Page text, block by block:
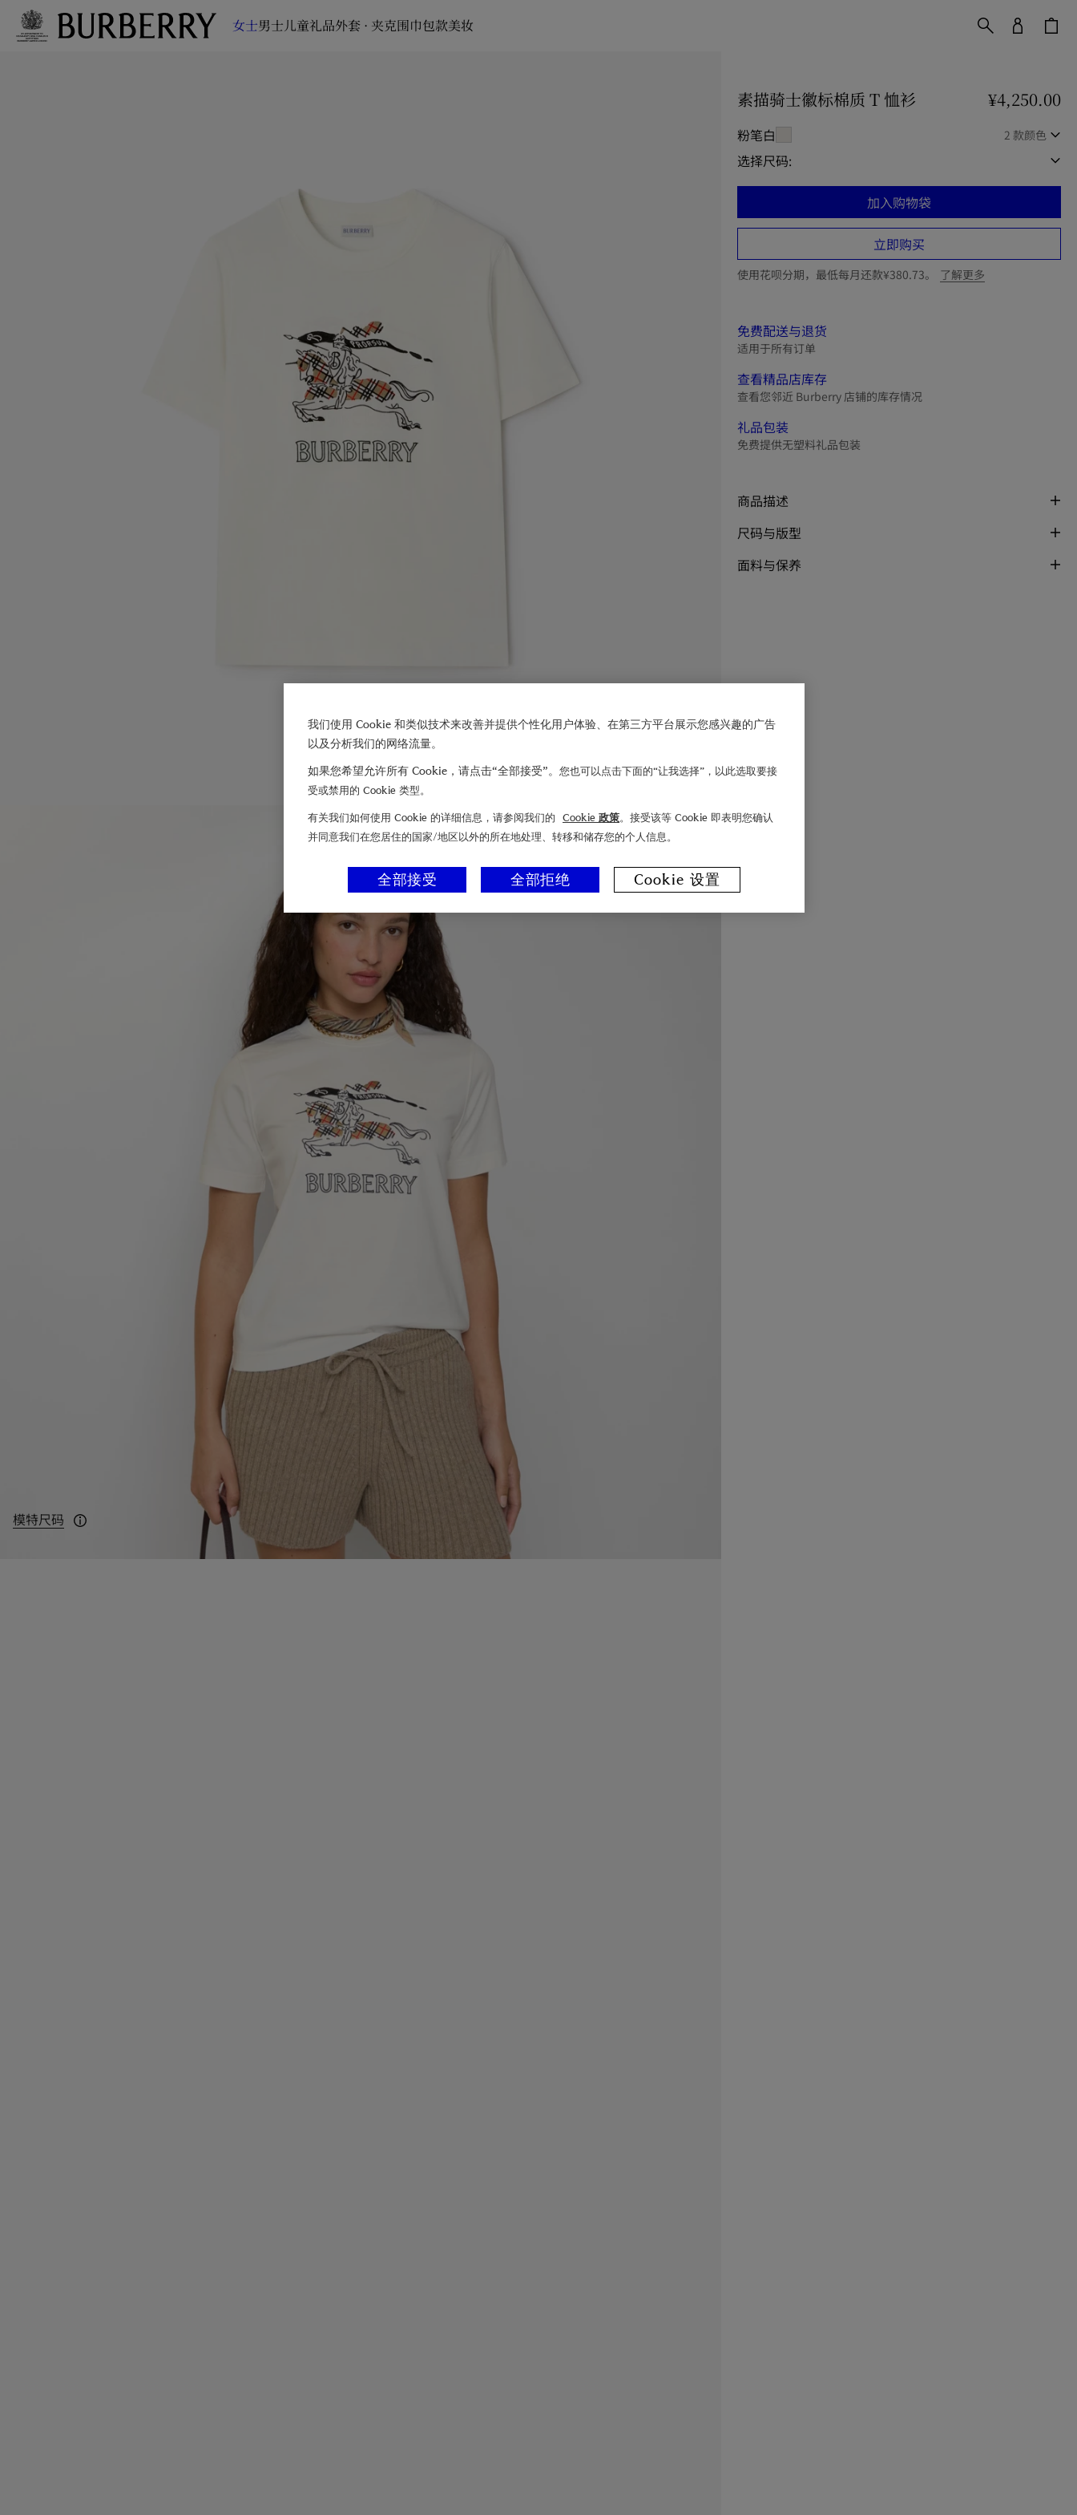
女士男士儿童礼品外套 · 夹克围巾包款美妆
模特尺码
模特身高：178cm，身穿 UK S 码。
素描骑士徽标棉质 T 恤衫 价格 ¥4,250.00¥4,250.00
粉笔白 2 款颜色
选择尺码:
加入购物袋
立即购买
使用花呗分期，最低每月还款¥380.73。 了解更多
免费配送与退货
适用于所有订单
查看精品店库存
查看您邻近 Burberry 店铺的库存情况
礼品包装
免费提供无塑料礼品包装
商品描述
尺码与版型
面料与保养
我们使用 Cookie 和类似技术来改善并提供个性化用户体验、在第三方平台展示您感兴趣的广告
以及分析我们的网络流量。
如果您希望允许所有 Cookie，请点击“全部接受”。 您也可以点击下面的“让我选择”，以此选取要接
受或禁用的 Cookie 类型。
有关我们如何使用 Cookie 的详细信息，请参阅我们的 Cookie 政策。接受该等 Cookie 即表明您确认
并同意我们在您居住的国家/地区以外的所在地处理、转移和储存您的个人信息。
全部拒绝
全部接受 Cookie 设置